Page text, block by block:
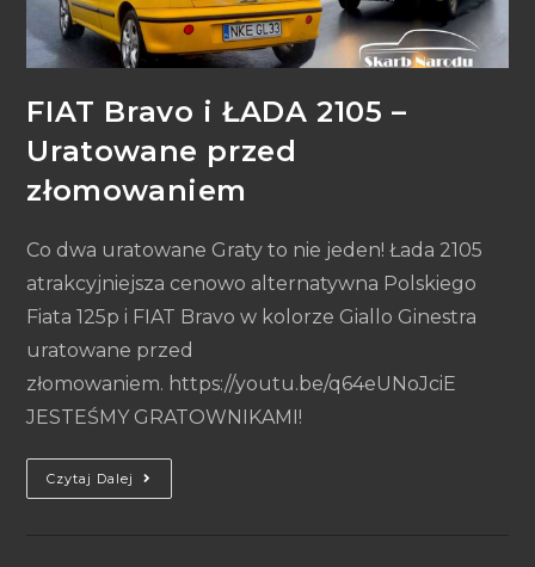
FIAT Bravo i ŁADA 2105 –
Uratowane przed
złomowaniem
Co dwa uratowane Graty to nie jeden! Łada 2105
atrakcyjniejsza cenowo alternatywna Polskiego
Fiata 125p i FIAT Bravo w kolorze Giallo Ginestra
uratowane przed
złomowaniem. https://youtu.be/q64eUNoJciE
JESTEŚMY GRATOWNIKAMI!
Czytaj Dalej